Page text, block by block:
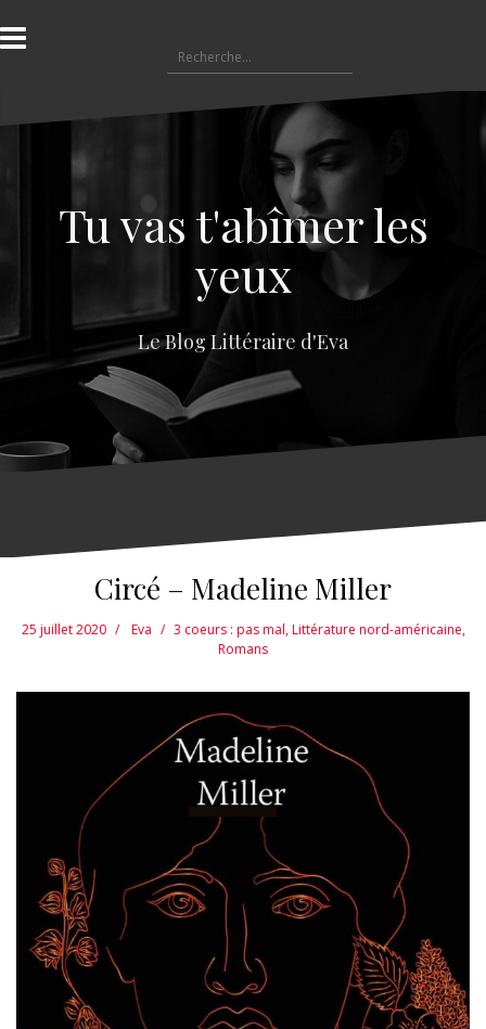
l
a
e
e
Tu vas t'abîmer les
yeux
Le Blog Littéraire d'Eva
Circé – Madeline Miller
25 juillet 2020 Eva 3 coeurs : pas mal,Littérature nord-américaine,
Romans